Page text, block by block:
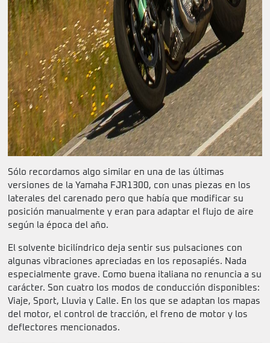
Sólo recordamos algo similar en una de las últimas
versiones de la Yamaha FJR1300, con unas piezas en los
laterales del carenado pero que había que modificar su
posición manualmente y eran para adaptar el flujo de aire
según la época del año.
El solvente bicilíndrico deja sentir sus pulsaciones con
algunas vibraciones apreciadas en los reposapiés. Nada
especialmente grave. Como buena italiana no renuncia a su
carácter. Son cuatro los modos de conducción disponibles:
Viaje, Sport, Lluvia y Calle. En los que se adaptan los mapas
del motor, el control de tracción, el freno de motor y los
deflectores mencionados.